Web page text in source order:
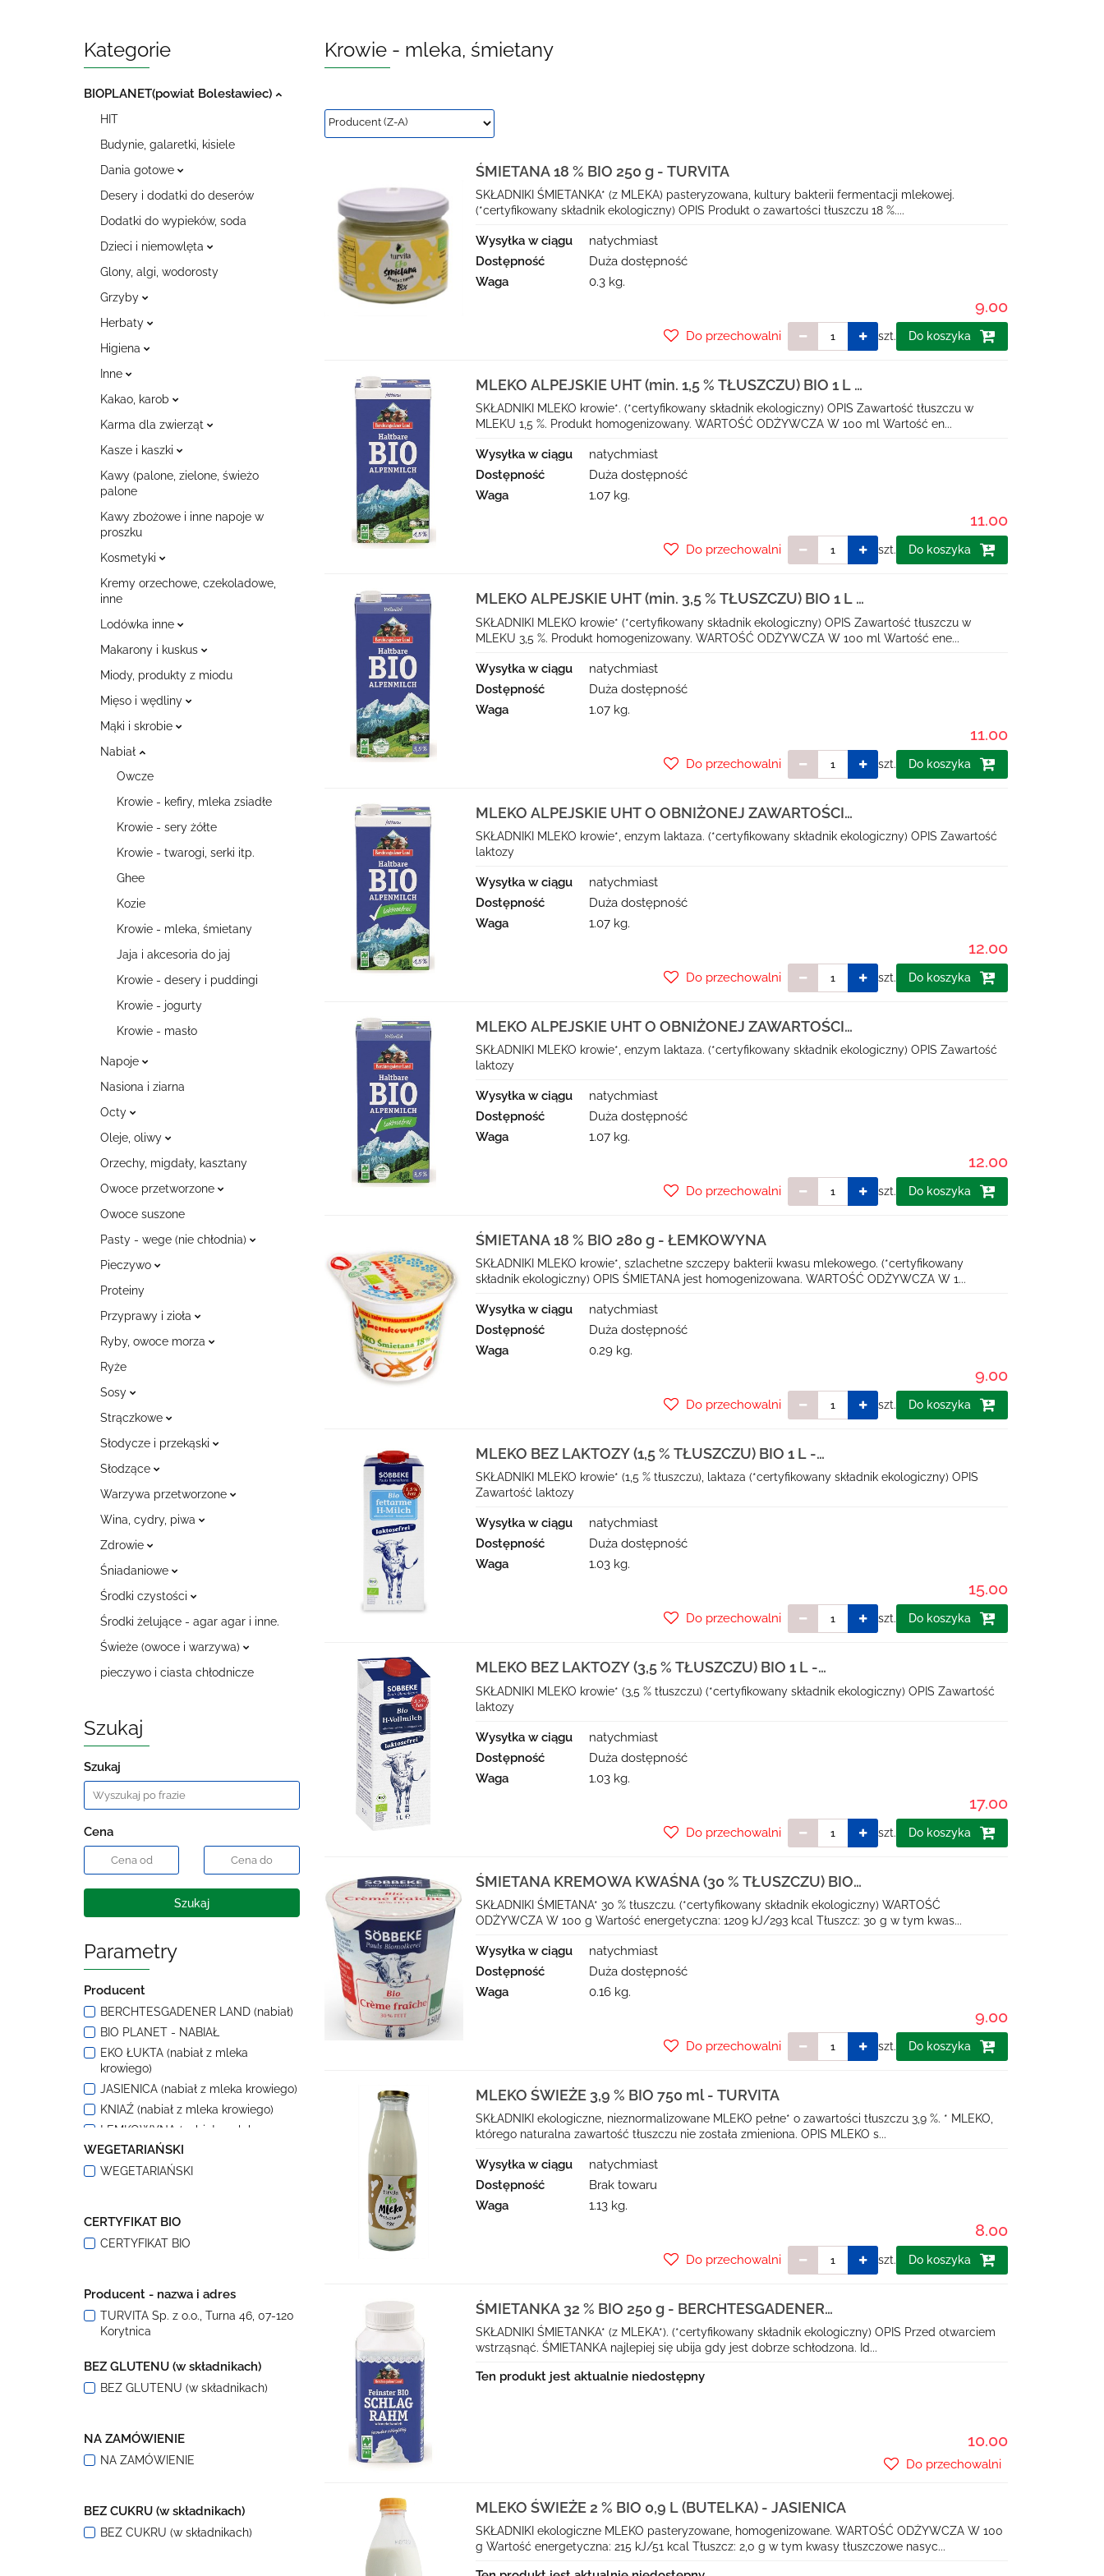
Kategorie
BIOPLANET(powiat Bolesławiec)
HIT
Budynie, galaretki, kisiele
Dania gotowe
Desery i dodatki do deserów
Dodatki do wypieków, soda
Dzieci i niemowlęta
Glony, algi, wodorosty
Grzyby
Herbaty
Higiena
Inne
Kakao, karob
Karma dla zwierząt
Kasze i kaszki
Kawy (palone, zielone, świeżo
palone
Kawy zbożowe i inne napoje w
proszku
Kosmetyki
Kremy orzechowe, czekoladowe,
inne
Lodówka inne
Makarony i kuskus
Miody, produkty z miodu
Mięso i wędliny
Mąki i skrobie
Nabiał
Owcze
Krowie - kefiry, mleka zsiadłe
Krowie - sery żółte
Krowie - twarogi, serki itp.
Ghee
Kozie
Krowie - mleka, śmietany
Jaja i akcesoria do jaj
Krowie - desery i puddingi
Krowie - jogurty
Krowie - masło
Napoje
Nasiona i ziarna
Octy
Oleje, oliwy
Orzechy, migdały, kasztany
Owoce przetworzone
Owoce suszone
Pasty - wege (nie chłodnia)
Pieczywo
Proteiny
Przyprawy i zioła
Ryby, owoce morza
Ryże
Sosy
Strączkowe
Słodycze i przekąski
Słodzące
Warzywa przetworzone
Wina, cydry, piwa
Zdrowie
Śniadaniowe
Środki czystości
Środki żelujące - agar agar i inne.
Świeże (owoce i warzywa)
pieczywo i ciasta chłodnicze
Szukaj
Szukaj
Cena
Szukaj
Parametry
Producent
BERCHTESGADENER LAND (nabiał)
BIO PLANET - NABIAŁ
EKO ŁUKTA (nabiał z mleka
krowiego)
JASIENICA (nabiał z mleka krowiego)
KNIAŹ (nabiał z mleka krowiego)
ŁEMKOWYNA (nabiał z mleka
krowiego)
SOBBEKE (nabiał z mleka krowiego)
WEGETARIAŃSKI
WEGETARIAŃSKI
CERTYFIKAT BIO
CERTYFIKAT BIO
Producent - nazwa i adres
TURVITA Sp. z o.o., Turna 46, 07-120
Korytnica
BEZ GLUTENU (w składnikach)
BEZ GLUTENU (w składnikach)
NA ZAMÓWIENIE
NA ZAMÓWIENIE
BEZ CUKRU (w składnikach)
BEZ CUKRU (w składnikach)
Krowie - mleka, śmietany
ŚMIETANA 18 % BIO 250 g - TURVITA
SKŁADNIKI ŚMIETANKA* (z MLEKA) pasteryzowana, kultury bakterii fermentacji mlekowej.
(*certyfikowany składnik ekologiczny) OPIS Produkt o zawartości tłuszczu 18 %....
Wysyłka w ciągu
natychmiast
Dostępność
Duża dostępność
Waga
0.3 kg.
9.00
szt. Do koszyka
Do przechowalni
MLEKO ALPEJSKIE UHT (min. 1,5 % TŁUSZCZU) BIO 1 L -
BERCHTESGADENER LAND
SKŁADNIKI MLEKO krowie*. (*certyfikowany składnik ekologiczny) OPIS Zawartość tłuszczu w
MLEKU 1,5 %. Produkt homogenizowany. WARTOŚĆ ODŻYWCZA W 100 ml Wartość en...
Wysyłka w ciągu
natychmiast
Dostępność
Duża dostępność
Waga
1.07 kg.
11.00
szt. Do koszyka
Do przechowalni
MLEKO ALPEJSKIE UHT (min. 3,5 % TŁUSZCZU) BIO 1 L -
BERCHTESGADENER LAND
SKŁADNIKI MLEKO krowie* (*certyfikowany składnik ekologiczny) OPIS Zawartość tłuszczu w
MLEKU 3,5 %. Produkt homogenizowany. WARTOŚĆ ODŻYWCZA W 100 ml Wartość ene...
Wysyłka w ciągu
natychmiast
Dostępność
Duża dostępność
Waga
1.07 kg.
11.00
szt. Do koszyka
Do przechowalni
MLEKO ALPEJSKIE UHT O OBNIŻONEJ ZAWARTOŚCI
LAKTOZY (min. 1,5 % TŁUSZCZU) BIO 1 L -
BERCHTESGADENER LAND
SKŁADNIKI MLEKO krowie*, enzym laktaza. (*certyfikowany składnik ekologiczny) OPIS Zawartość
laktozy
Wysyłka w ciągu
natychmiast
Dostępność
Duża dostępność
Waga
1.07 kg.
12.00
szt. Do koszyka
Do przechowalni
MLEKO ALPEJSKIE UHT O OBNIŻONEJ ZAWARTOŚCI
LAKTOZY (min. 3,5 % TŁUSZCZU) BIO 1 L -
BERCHTESGADENER LAND
SKŁADNIKI MLEKO krowie*, enzym laktaza. (*certyfikowany składnik ekologiczny) OPIS Zawartość
laktozy
Wysyłka w ciągu
natychmiast
Dostępność
Duża dostępność
Waga
1.07 kg.
12.00
szt. Do koszyka
Do przechowalni
ŚMIETANA 18 % BIO 280 g - ŁEMKOWYNA
SKŁADNIKI MLEKO krowie*, szlachetne szczepy bakterii kwasu mlekowego. (*certyfikowany
składnik ekologiczny) OPIS ŚMIETANA jest homogenizowana. WARTOŚĆ ODŻYWCZA W 1...
Wysyłka w ciągu
natychmiast
Dostępność
Duża dostępność
Waga
0.29 kg.
9.00
szt. Do koszyka
Do przechowalni
MLEKO BEZ LAKTOZY (1,5 % TŁUSZCZU) BIO 1 L -
SOBBEKE
SKŁADNIKI MLEKO krowie* (1,5 % tłuszczu), laktaza (*certyfikowany składnik ekologiczny) OPIS
Zawartość laktozy
Wysyłka w ciągu
natychmiast
Dostępność
Duża dostępność
Waga
1.03 kg.
15.00
szt. Do koszyka
Do przechowalni
MLEKO BEZ LAKTOZY (3,5 % TŁUSZCZU) BIO 1 L -
SOBBEKE
SKŁADNIKI MLEKO krowie* (3,5 % tłuszczu) (*certyfikowany składnik ekologiczny) OPIS Zawartość
laktozy
Wysyłka w ciągu
natychmiast
Dostępność
Duża dostępność
Waga
1.03 kg.
17.00
szt. Do koszyka
Do przechowalni
ŚMIETANA KREMOWA KWAŚNA (30 % TŁUSZCZU) BIO
150 g - SOBBEKE
SKŁADNIKI ŚMIETANA* 30 % tłuszczu. (*certyfikowany składnik ekologiczny) WARTOŚĆ
ODŻYWCZA W 100 g Wartość energetyczna: 1209 kJ/293 kcal Tłuszcz: 30 g w tym kwas...
Wysyłka w ciągu
natychmiast
Dostępność
Duża dostępność
Waga
0.16 kg.
9.00
szt. Do koszyka
Do przechowalni
MLEKO ŚWIEŻE 3,9 % BIO 750 ml - TURVITA
SKŁADNIKI ekologiczne, nieznormalizowane MLEKO pełne* o zawartości tłuszczu 3,9 %. * MLEKO,
którego naturalna zawartość tłuszczu nie została zmieniona. OPIS MLEKO s...
Wysyłka w ciągu
natychmiast
Dostępność
Brak towaru
Waga
1.13 kg.
8.00
szt. Do koszyka
Do przechowalni
ŚMIETANKA 32 % BIO 250 g - BERCHTESGADENER
LAND
SKŁADNIKI ŚMIETANKA* (z MLEKA*). (*certyfikowany składnik ekologiczny) OPIS Przed otwarciem
wstrząsnąć. ŚMIETANKA najlepiej się ubija gdy jest dobrze schłodzona. Id...
Ten produkt jest aktualnie niedostępny
10.00
Do przechowalni
MLEKO ŚWIEŻE 2 % BIO 0,9 L (BUTELKA) - JASIENICA
SKŁADNIKI ekologiczne MLEKO pasteryzowane, homogenizowane. WARTOŚĆ ODŻYWCZA W 100
g Wartość energetyczna: 215 kJ/51 kcal Tłuszcz: 2,0 g w tym kwasy tłuszczowe nasyc...